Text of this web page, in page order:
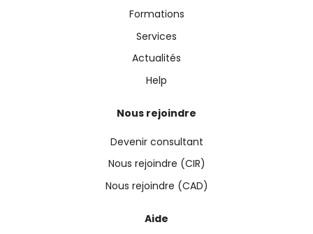
Formations
Services
Actualités
Help
Nous rejoindre
Devenir consultant
Nous rejoindre (CIR)
Nous rejoindre (CAD)
Aide